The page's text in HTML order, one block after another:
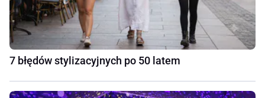
7 błędów stylizacyjnych po 50 latem